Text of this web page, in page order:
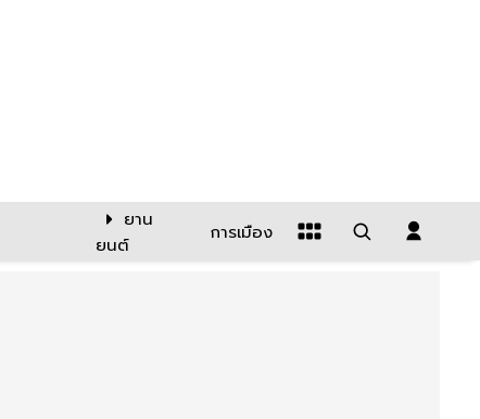
ยาน
ยนต์
การเมือง